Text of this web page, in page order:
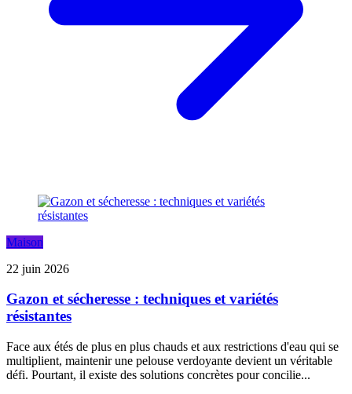
Maison
22 juin 2026
Gazon et sécheresse : techniques et variétés
résistantes
Face aux étés de plus en plus chauds et aux restrictions d'eau qui se
multiplient, maintenir une pelouse verdoyante devient un véritable
défi. Pourtant, il existe des solutions concrètes pour concilie...